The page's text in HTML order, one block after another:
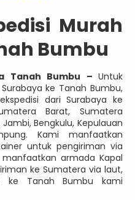
Murah
Bumbu
Tanah Bumbu – Untuk
ke Tanah Bumbu,
dari Surabaya ke
Barat, Sumatera
Bengkulu, Kepulauan
Kami manfaatkan
untuk pengiriman via
armada Kapal
ke Sumatera via laut,
ke Tanah Bumbu kami